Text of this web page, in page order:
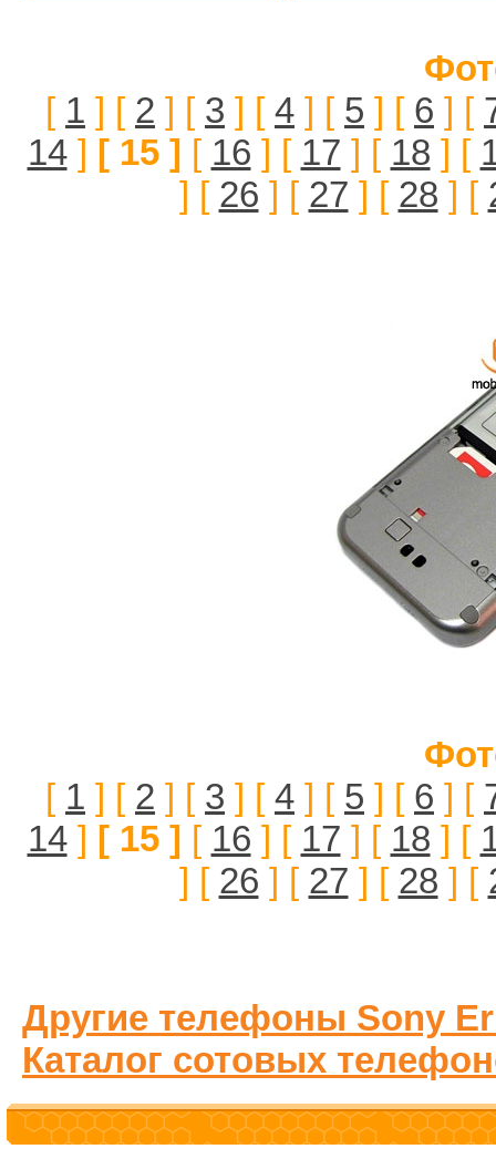
[ 1 ] [ 2 ] [ 3 ] [ 4 ] [ 5 ] [ 6 ] [
14] [ 15 ] [ 16 ] [ 17 ] [ 18 ] [
] [ 26 ] [ 27 ] [ 28 ] [
[ 1 ] [ 2 ] [ 3 ] [ 4 ] [ 5 ] [ 6 ] [
14] [ 15 ] [ 16 ] [ 17 ] [ 18 ] [
] [ 26 ] [ 27 ] [ 28 ] [
Другие телефоны Sony
Каталог сотовых